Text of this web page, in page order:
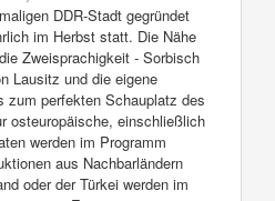
DDR-Stadt gegründet
im Herbst statt. Die Nähe
Zweisprachigkeit - Sorbisch
Lausitz und die eigene
zum perfekten Schauplatz des
osteuropäische, einschließlich
werden im Programm
aus Nachbarländern
oder der Türkei werden im